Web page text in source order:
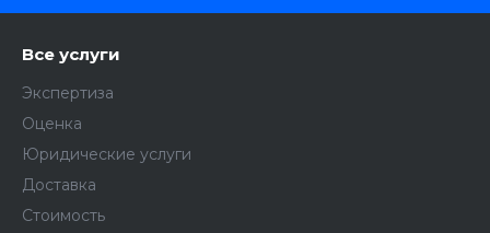
Все услуги
Экспертиза
Оценка
Юридические услуги
Доставка
Стоимость